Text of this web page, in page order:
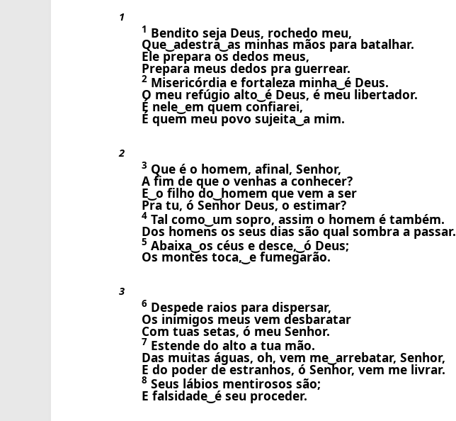
1
1 Bendito seja Deus, rochedo meu,
Que ͜ adestra ͜ as minhas mãos para batalhar.
Ele prepara os dedos meus,
Prepara meus dedos pra guerrear.
2 Misericórdia e fortaleza minha ͜ é Deus.
O meu refúgio alto ͜ é Deus, é meu libertador.
É nele ͜ em quem confiarei,
É quem meu povo sujeita ͜ a mim.
2
3 Que é o homem, afinal, Senhor,
A fim de que o venhas a conhecer?
E ͜ o filho do ͜ homem que vem a ser
Pra tu, ó Senhor Deus, o estimar?
4 Tal como ͜ um sopro, assim o homem é também.
Dos homens os seus dias são qual sombra a passar.
5 Abaixa ͜ os céus e desce, ͜ ó Deus;
Os montes toca, ͜ e fumegarão.
3
6 Despede raios para dispersar,
Os inimigos meus vem desbaratar
Com tuas setas, ó meu Senhor.
7 Estende do alto a tua mão.
Das muitas águas, oh, vem me ͜ arrebatar, Senhor,
E do poder de estranhos, ó Senhor, vem me livrar.
8 Seus lábios mentirosos são;
E falsidade ͜ é seu proceder.